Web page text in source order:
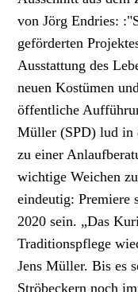
von Jörg Endries:
geförderten
Ausstattung des
neuen Kostümen
öffentliche
Müller (SPD) lud in
zu einer
wichtige Weichen
eindeutig: Premiere
2020 sein. „Das
Traditionspflege
Jens Müller. Bis es
Ströbeckern noch